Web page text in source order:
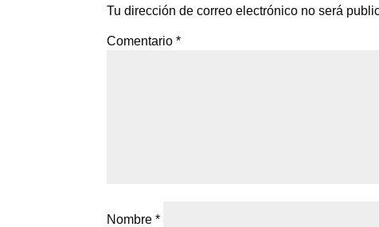
Tu dirección de correo electrónico no será
Comentario*
Nombre*